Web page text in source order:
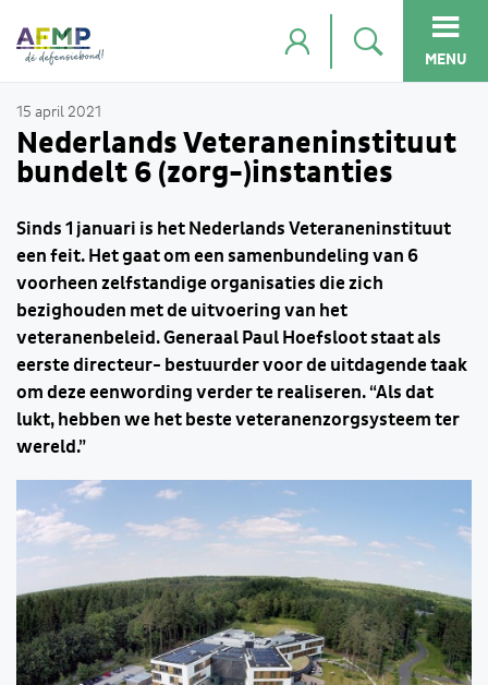
MENU
15 april 2021
Nederlands Veteraneninstituut
bundelt 6 (zorg-)instanties
Sinds 1 januari is het Nederlands Veteraneninstituut
een feit. Het gaat om een samenbundeling van 6
voorheen zelfstandige organisaties die zich
bezighouden met de uitvoering van het
veteranenbeleid. Generaal Paul Hoefsloot staat als
eerste directeur- bestuurder voor de uitdagende taak
om deze eenwording verder te realiseren. “Als dat
lukt, hebben we het beste veteranenzorgsysteem ter
wereld.”